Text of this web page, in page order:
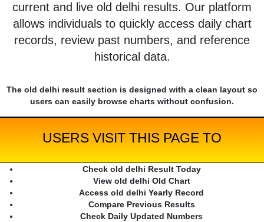
current and live old delhi results. Our platform
allows individuals to quickly access daily chart
records, review past numbers, and reference
historical data.
The old delhi result section is designed with a clean layout so
users can easily browse charts without confusion.
USERS VISIT THIS PAGE TO
Check old delhi Result Today
View old delhi Old Chart
Access old delhi Yearly Record
Compare Previous Results
Check Daily Updated Numbers